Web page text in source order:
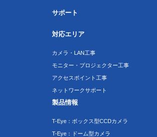
サポート
対応エリア
カメラ・LAN工事
モニター・プロジェクター工事
アクセスポイント工事
ネットワークサポート
製品情報
T-Eye：ボックス型CCDカメラ
T-Eye：ドーム型カメラ